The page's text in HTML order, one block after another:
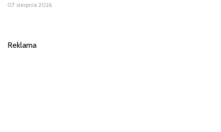
07 sierpnia 2026
Reklama